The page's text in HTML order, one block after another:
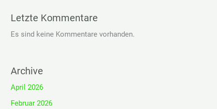
Letzte Kommentare
Es sind keine Kommentare vorhanden.
Archive
April 2026
Februar 2026